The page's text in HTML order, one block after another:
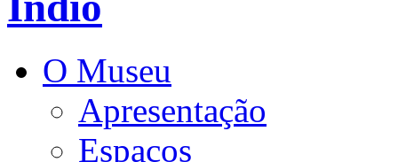
O Museu
Apresentação
Espaços